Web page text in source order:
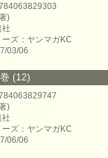
)
社
ズ：ヤンマガKC
03/06
(12)
)
社
ズ：ヤンマガKC
06/06